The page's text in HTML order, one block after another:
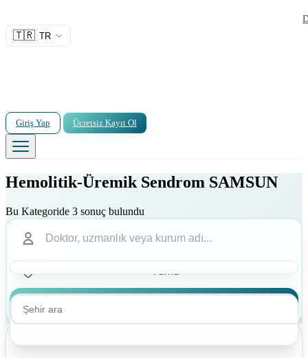
🇹🇷 TR
Giriş Yap Ücretsiz Kayıt Ol
Hemolitik-Üremik Sendrom SAMSUN
Bu Kategoride 3 sonuç bulundu